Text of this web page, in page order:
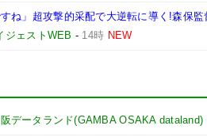
すね」超攻撃的采配で大逆転に導く!森保
ジェストWEB - 14時 NEW
データランド(GAMBA OSAKA dataland)